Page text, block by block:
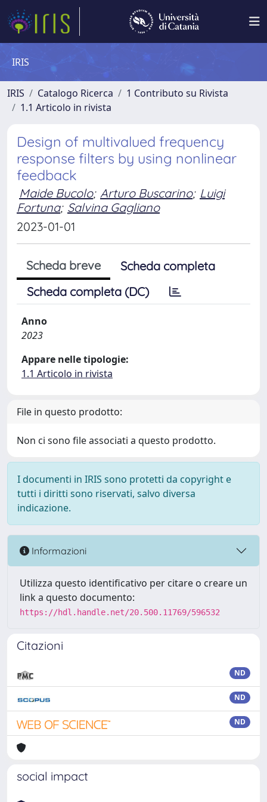
IRIS
IRIS Catalogo Ricerca
1 Contributo su Rivista
1.1 Articolo in rivista
Design of multivalued frequency
response filters by using nonlinear
feedback
Maide Bucolo; Arturo Buscarino; Luigi
Fortuna; Salvina Gagliano
2023-01-01
Scheda breve
Scheda completa
Scheda completa (DC)
Anno
2023
Appare nelle tipologie:
1.1 Articolo in rivista
File in questo prodotto:
Non ci sono file associati a questo prodotto.
I documenti in IRIS sono protetti da copyright e
tutti i diritti sono riservati, salvo diversa
indicazione.
Informazioni
Utilizza questo identificativo per citare o creare un
link a questo documento:
https://hdl.handle.net/20.500.11769/596532
Citazioni
ND
ND
ND
social impact